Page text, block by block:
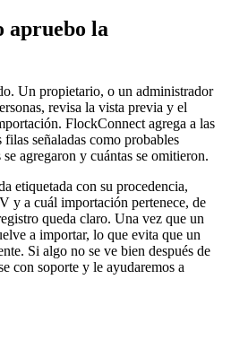
apruebo la
Un propietario, o un administrador
revisa la vista previa y el
FlockConnect agrega a las
filas señaladas como probables
agregaron y cuántas se omitieron.
etiquetada con su procedencia,
y a cuál importación pertenece, de
queda claro. Una vez que un
a importar, lo que evita que un
Si algo no se ve bien después de
con soporte y le ayudaremos a